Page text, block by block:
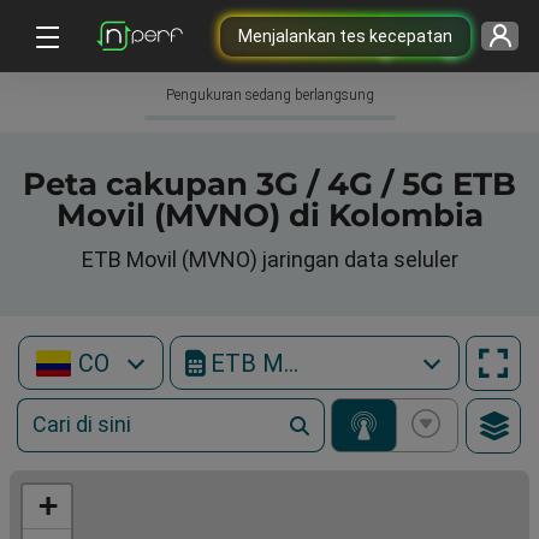
Menjalankan tes kecepatan
Pengukuran sedang berlangsung
Peta cakupan 3G / 4G / 5G ETB
Movil (MVNO) di Kolombia
ETB Movil (MVNO) jaringan data seluler
CO ETB Movil (MVNO)
+